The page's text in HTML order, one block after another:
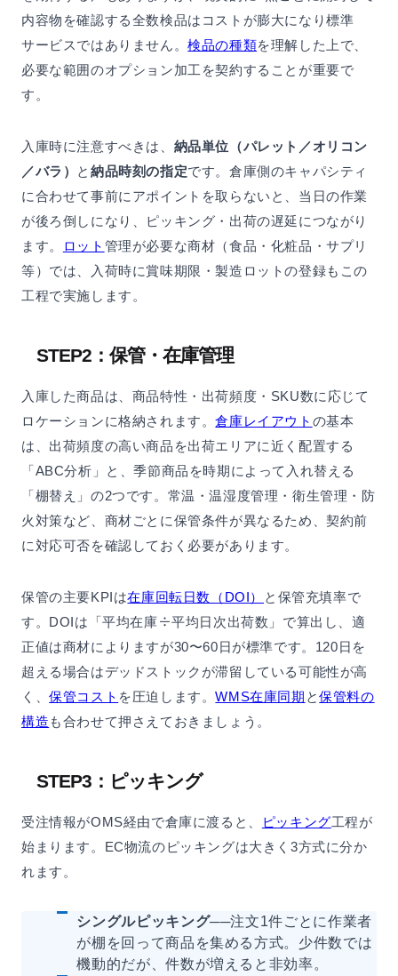
内容物を確認する全数検品はコストが膨大になり標準
サービスではありません。検品の種類を理解した上で、
必要な範囲のオプション加工を契約することが重要で
す。
入庫時に注意すべきは、 納品単位（パレット／オリコン
／バラ） と納品時刻の指定です。倉庫側のキャパシティ
に合わせて事前にアポイントを取らないと、当日の作業
が後ろ倒しになり、ピッキング・出荷の遅延につながり
ます。
ロット 管理が必要な商材（食品・化粧品・サプリ
等）では、入荷時に賞味期限・製造ロットの登録もこの
工程で実施します。
STEP2：保管・在庫管理
入庫した商品は、商品特性・出荷頻度・SKU数に応じて
ロケーションに格納されます。倉庫レイアウト の基本
は、出荷頻度の高い商品を出荷エリアに近く配置する
「ABC分析」と、季節商品を時期によって入れ替える
「棚替え」の2つです。常温・温湿度管理・衛生管理・防
火対策など、商材ごとに保管条件が異なるため、契約前
に対応可否を確認しておく必要があります。
保管の主要KPIは在庫回転日数（DOI）
と保管充填率で
す。DOIは「平均在庫÷平均日次出荷数」で算出し、適
正値は商材によりますが30〜60日が標準です。120日を
超える場合はデッドストックが滞留している可能性が高
く、保管コスト を圧迫します。WMS在庫同期 と保管料の
構造 も合わせて押さえておきましょう。
STEP3：ピッキング
受注情報がOMS経由で倉庫に渡ると、 ピッキング工程が
始まります。EC物流のピッキングは大きく3方式に分か
れます。
シングルピッキング──注文1件ごとに作業者
が棚を回って商品を集める方式。少件数では
機動的だが、件数が増えると非効率。